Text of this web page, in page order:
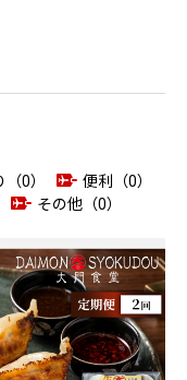
0）
便利（0）
その他（0）